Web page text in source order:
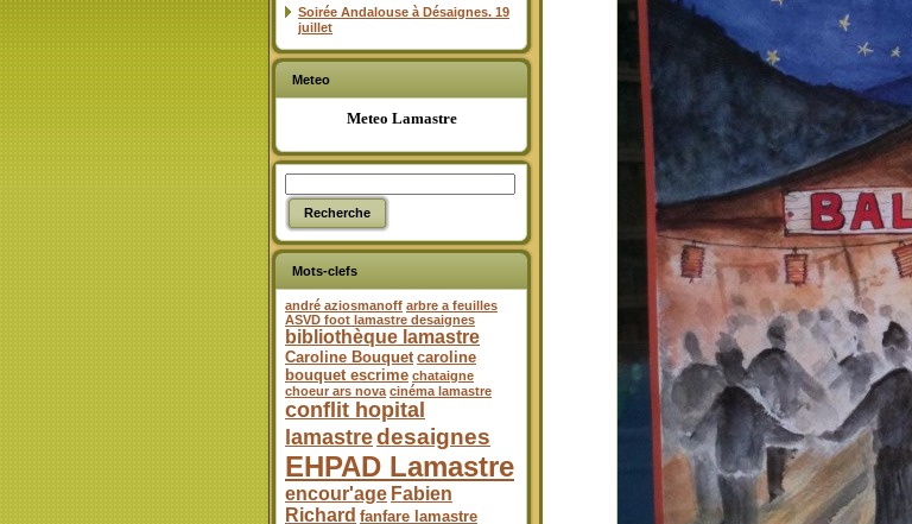
Soirée Andalouse à Désaignes. 19
juillet
Meteo
Meteo Lamastre
Mots-clefs
andré aziosmanoff arbre a feuilles
ASVD foot lamastre desaignes
bibliothèque lamastre
Caroline Bouquet caroline
bouquet escrime chataigne
choeur ars nova cinéma lamastre
conflit hopital
lamastredesaignes
EHPAD Lamastre
encour'age Fabien
Richard fanfare lamastre